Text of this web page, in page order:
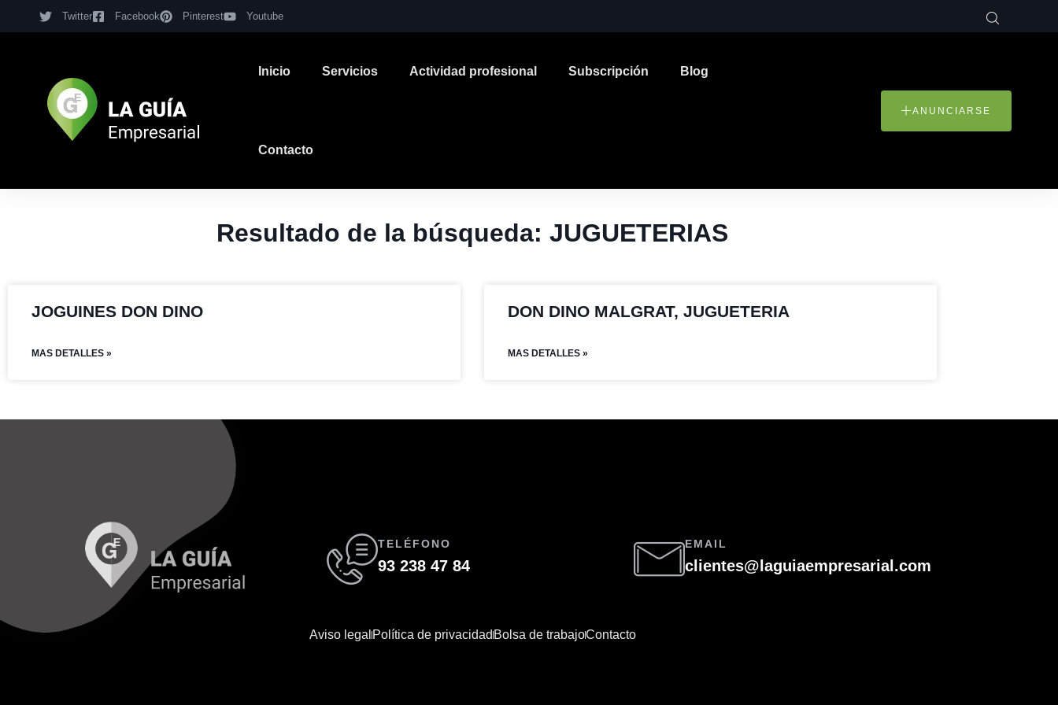
Twitter Facebook Pinterest Youtube
Inicio Servicios Actividad profesional Subscripción Blog
Contacto
ANUNCIARSE
Resultado de la búsqueda: JUGUETERIAS
JOGUINES DON DINO
MAS DETALLES »
DON DINO MALGRAT, JUGUETERIA
MAS DETALLES »
TELÉFONO
93 238 47 84
EMAIL
clientes@laguiaempresarial.com
Aviso legal Política de privacidadBolsa de trabajoContacto